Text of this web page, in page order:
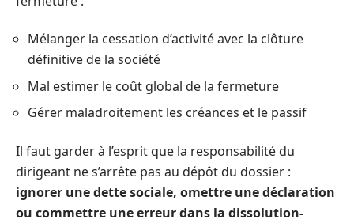
Mélanger la cessation d’activité avec la clôture
définitive de la société
Mal estimer le coût global de la fermeture
Gérer maladroitement les créances et le passif
Il faut garder à l’esprit que la responsabilité du
dirigeant ne s’arrête pas au dépôt du dossier :
ignorer une dette sociale, omettre une déclaration
ou commettre une erreur dans la dissolution-